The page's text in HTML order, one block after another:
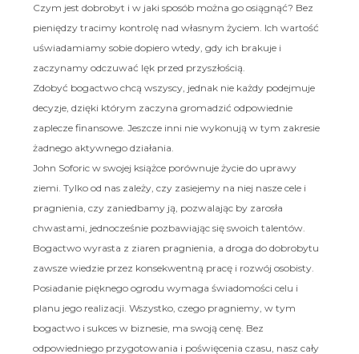
Czym jest dobrobyt i w jaki sposób można go osiągnąć? Bez
pieniędzy tracimy kontrolę nad własnym życiem. Ich wartość
uświadamiamy sobie dopiero wtedy, gdy ich brakuje i
zaczynamy odczuwać lęk przed przyszłością.
Zdobyć bogactwo chcą wszyscy, jednak nie każdy podejmuje
decyzje, dzięki którym zaczyna gromadzić odpowiednie
zaplecze finansowe. Jeszcze inni nie wykonują w tym zakresie
żadnego aktywnego działania.
John Soforic w swojej książce porównuje życie do uprawy
ziemi. Tylko od nas zależy, czy zasiejemy na niej nasze cele i
pragnienia, czy zaniedbamy ją, pozwalając by zarosła
chwastami, jednocześnie pozbawiając się swoich talentów.
Bogactwo wyrasta z ziaren pragnienia, a droga do dobrobytu
zawsze wiedzie przez konsekwentną pracę i rozwój osobisty.
Posiadanie pięknego ogrodu wymaga świadomości celu i
planu jego realizacji. Wszystko, czego pragniemy, w tym
bogactwo i sukces w biznesie, ma swoją cenę. Bez
odpowiedniego przygotowania i poświęcenia czasu, nasz cały